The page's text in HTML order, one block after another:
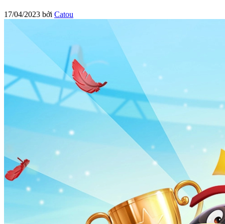
17/04/2023 bởi Catou